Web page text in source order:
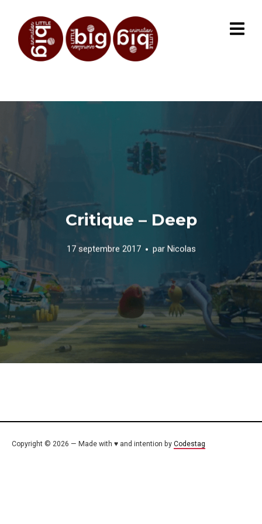
Critique – Deep
17 septembre 2017 par Nicolas
Copyright © 2026 — Made with ♥ and intention by Codestag